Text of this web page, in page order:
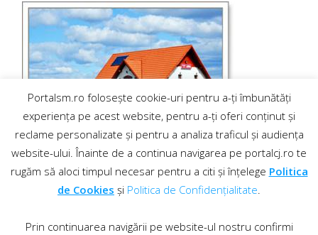
Portalsm.ro folosește cookie-uri pentru a-ți îmbunătăți
experiența pe acest website, pentru a-ți oferi conținut și
reclame personalizate și pentru a analiza traficul și audiența
website-ului. Înainte de a continua navigarea pe portalcj.ro te
rugăm să aloci timpul necesar pentru a citi și înțelege Politica
de Cookies și Politica de Confidențialitate.
Prin continuarea navigării pe website-ul nostru confirmi